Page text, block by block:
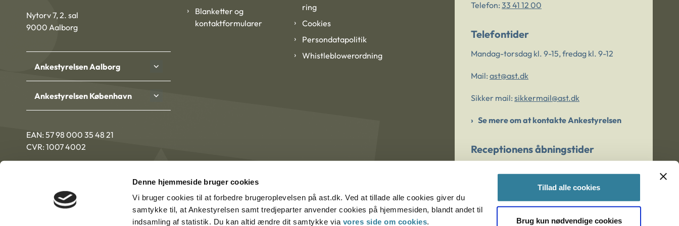
Denne hjemmeside bruger cookies
Vi bruger cookies til at forbedre brugeroplevelsen på ast.dk. Ved at tillade alle cookies giver du
samtykke til, at Ankestyrelsen samt tredjeparter anvender cookies på hjemmesiden, blandt andet til
indsamling af statistik. Du kan altid ændre dit samtykke via vores side om cookies.
Tillad alle cookies
Brug kun nødvendige cookies
Nytorv 7, 2. sal
9000 Aalborg
Ankestyrelsen Aalborg
Ankestyrelsen København
EAN: 57 98 000 35 48 21
CVR: 1007 4002
Blanketter og
kontaktformularer
ring
Cookies
Persondatapolitik
Whistleblowerordning
Telefon: 33 41 12 00
Telefontider
Mandag-torsdag kl. 9-15, fredag kl. 9-12
Mail: ast@ast.dk
Sikker mail: sikkermail@ast.dk
Se mere om at kontakte Ankestyrelsen
Receptionens åbningstider
Er du bekymret for et barn/en ung?